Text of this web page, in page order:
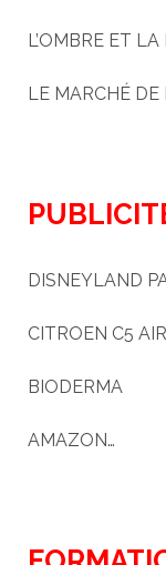
L’OMBRE ET
LE MARCHÉ
DISNEYLAND
CITROEN C5
BIODERMA
AMAZON…